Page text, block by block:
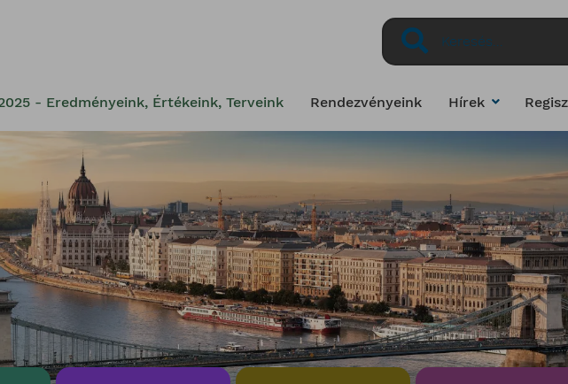
Keresés...
- Eredményeink, Értékeink, Terveink Rendezvényeink Hírek